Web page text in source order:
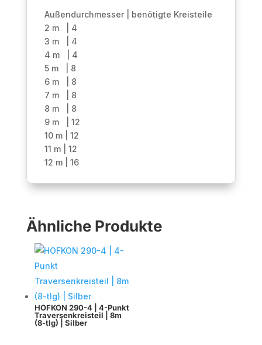
Menge
Außendurchmesser | benötigte Kreisteile
2 m | 4
3 m | 4
4 m | 4
5 m | 8
6 m | 8
7 m | 8
8 m | 8
9 m | 12
10 m | 12
11 m | 12
12 m | 16
Ähnliche Produkte
HOFKON 290-4 | 4-Punkt
Traversenkreisteil | 8m
(8-tlg) | Silber